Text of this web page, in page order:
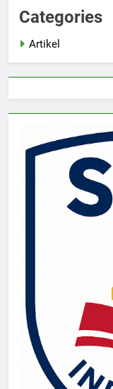
Categories
Artikel